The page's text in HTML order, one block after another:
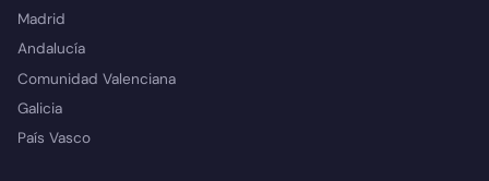
Madrid
Andalucía
Comunidad Valenciana
Galicia
País Vasco